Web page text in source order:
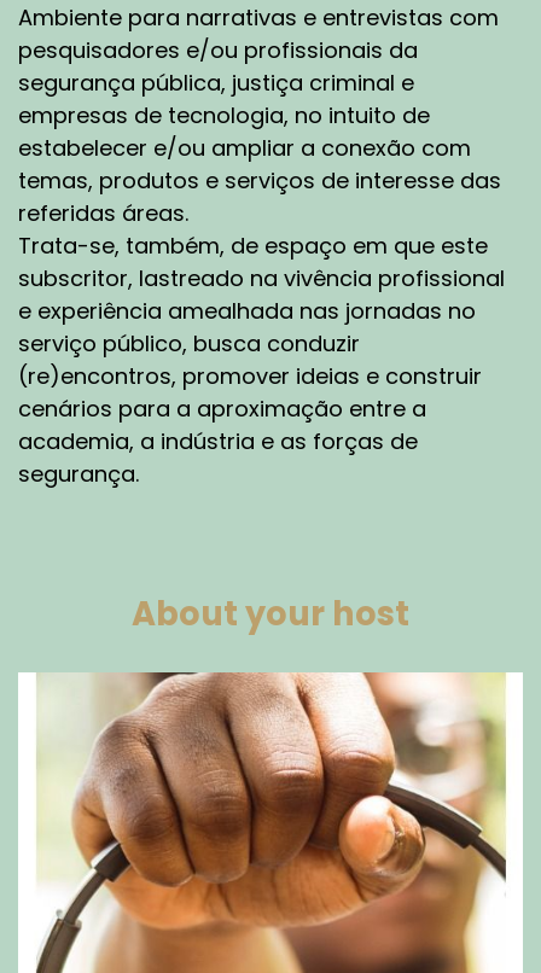
Ambiente para narrativas e entrevistas com
pesquisadores e/ou profissionais da
segurança pública, justiça criminal e
empresas de tecnologia, no intuito de
estabelecer e/ou ampliar a conexão com
temas, produtos e serviços de interesse das
referidas áreas.
Trata-se, também, de espaço em que este
subscritor, lastreado na vivência profissional
e experiência amealhada nas jornadas no
serviço público, busca conduzir
(re)encontros, promover ideias e construir
cenários para a aproximação entre a
academia, a indústria e as forças de
segurança.
About your host